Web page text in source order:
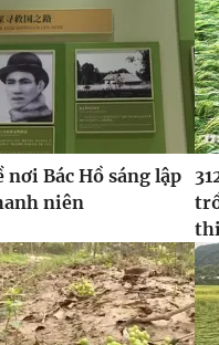
nơi Bác Hồ sáng lập
niên